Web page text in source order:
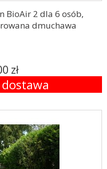
BioAir 2 dla 6 osób,
dmuchawa
zł